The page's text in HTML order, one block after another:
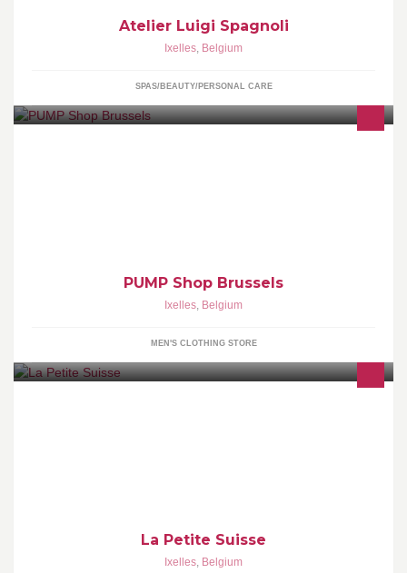
Atelier Luigi Spagnoli
Ixelles, Belgium
SPAS/BEAUTY/PERSONAL CARE
PUMP Shop Brussels
Ixelles, Belgium
MEN'S CLOTHING STORE
La Petite Suisse
Ixelles, Belgium